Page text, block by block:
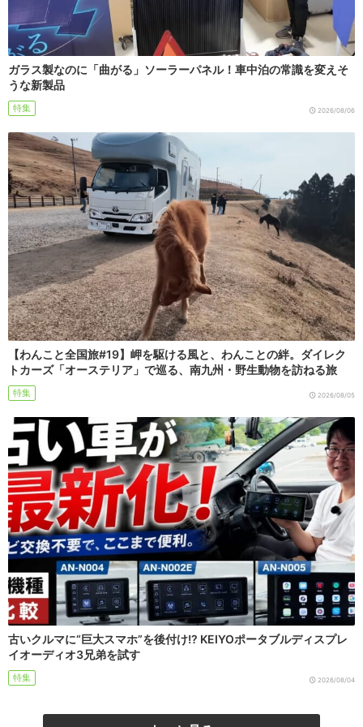
ガラス製なのに「曲がる」ソーラーパネル！車中泊の常識を変えそ
うな新製品
特集 2026/08/06
【わんこと全国旅#19】岬を駆ける風と、わんことの絆。ダイレク
トカーズ「オーステリア」で巡る、南九州・野生動物を訪ねる旅
特集 2026/08/05
古いクルマに“巨大スマホ”を後付け!? KEIYOポータブルディスプレ
イオーディオ3兄弟を試す
特集 2026/08/04